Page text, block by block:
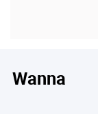
Wanna